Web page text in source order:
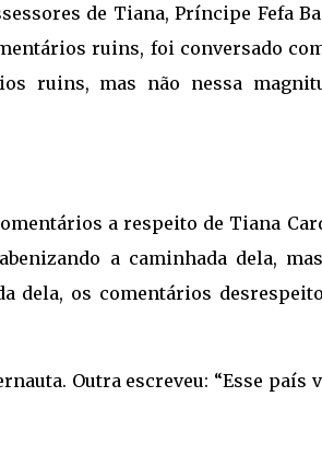
de Tiana, Príncipe Fefa
ruins, foi conversado
ruins, mas não nessa
a respeito de Tiana
a caminhada dela,
dela, os comentários
Outra escreveu: “Esse país